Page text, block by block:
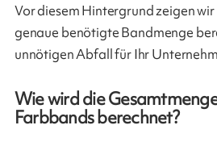
Vor diesem Hintergrund zeigen wir
genaue benötigte Bandmenge
unnötigen Abfall für Ihr
Wie wird die
Farbbands berechnet?